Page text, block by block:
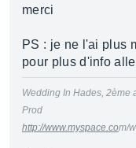
merci
PS : je ne l'ai plus
pour plus d'info
Wedding In Hades, 2ème
Prod
http://www.myspace.com/